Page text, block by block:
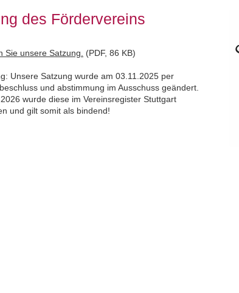
des Fördervereins
Sie unsere Satzung. (PDF, 86 KB)
Unsere Satzung wurde am 03.11.2025 per
und abstimmung im Ausschuss geändert.
wurde diese im Vereinsregister Stuttgart
und gilt somit als bindend!